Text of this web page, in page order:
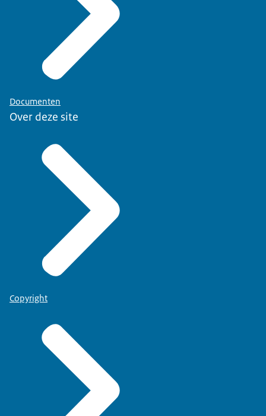
Documenten
Over deze site
Copyright